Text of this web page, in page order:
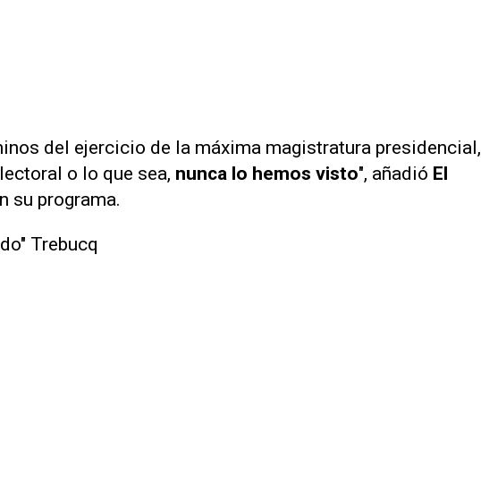
del ejercicio de la máxima magistratura presidencial,
o lo que sea, nunca lo hemos visto", añadió El
su programa.